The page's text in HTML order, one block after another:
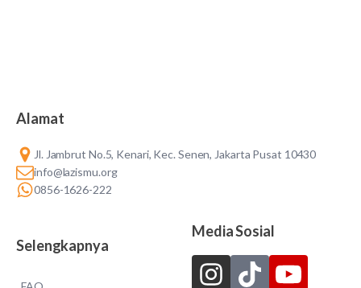
Alamat
Jl. Jambrut No.5, Kenari, Kec. Senen, Jakarta Pusat 10430
info@lazismu.org
0856-1626-222
Selengkapnya
Media Sosial